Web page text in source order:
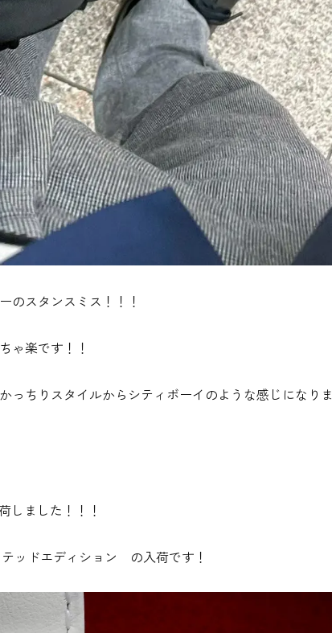
のスタンスミス！！！
ゃ楽です！！
っちりスタイルからシティボーイのような感じになりま
しました！！！
ドエディション の入荷です！